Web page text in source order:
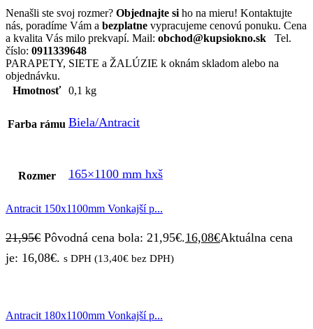
Nenašli ste svoj rozmer? Objednajte si ho na mieru! Kontaktujte
nás, poradíme Vám a bezplatne vypracujeme cenovú ponuku. Cena
a kvalita Vás milo prekvapí. Mail: obchod@kupsiokno.sk Tel.
číslo: 0911339648
PARAPETY, SIETE a ŽALÚZIE k oknám skladom alebo na
objednávku.
Hmotnosť
0,1 kg
Farba rámu Biela/Antracit
Rozmer 165×1100 mm hxš
Antracit 150x1100mm Vonkajší p...
21,95€ Pôvodná cena bola: 21,95€.16,08€Aktuálna cena
je: 16,08€. s DPH (13,40€ bez DPH)
Antracit 180x1100mm Vonkajší p...